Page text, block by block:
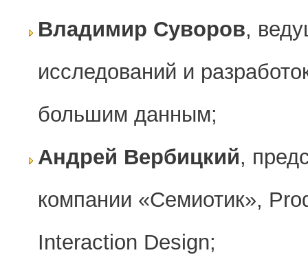
Владимир Суворов,
исследований и
большим данным;
Андрей Вербицкий,
компании «Семиотик»,
Interaction Design;